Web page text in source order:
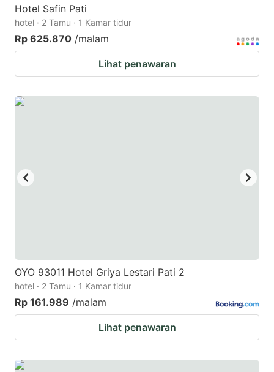
Hotel Safin Pati
hotel · 2 Tamu · 1 Kamar tidur
Rp 625.870 /malam
Lihat penawaran
OYO 93011 Hotel Griya Lestari Pati 2
hotel · 2 Tamu · 1 Kamar tidur
Rp 161.989 /malam
Lihat penawaran